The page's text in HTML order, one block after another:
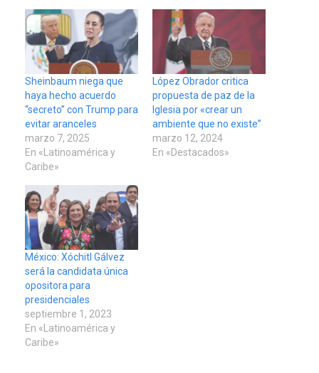
Sheinbaum niega que
haya hecho acuerdo
“secreto” con Trump para
evitar aranceles
marzo 7, 2025
En «Latinoamérica y
Caribe»
López Obrador critica
propuesta de paz de la
Iglesia por «crear un
ambiente que no existe”
marzo 12, 2024
En «Destacados»
México: Xóchitl Gálvez
será la candidata única
opositora para
presidenciales
septiembre 1, 2023
En «Latinoamérica y
Caribe»